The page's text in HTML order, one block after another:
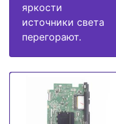
яркости
источники света
перегорают.